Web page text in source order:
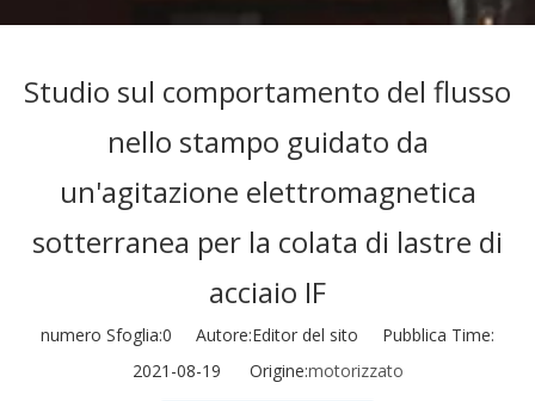
Studio sul comportamento del flusso
nello stampo guidato da
un'agitazione elettromagnetica
sotterranea per la colata di lastre di
acciaio IF
numero Sfoglia:0 Autore:Editor del sito Pubblica Time:
2021-08-19 Origine:motorizzato